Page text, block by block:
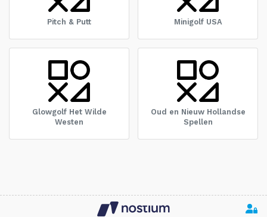
Pitch & Putt Minigolf USA
Glowgolf Het Wilde
Westen
Oud en Nieuw Hollandse
Spellen